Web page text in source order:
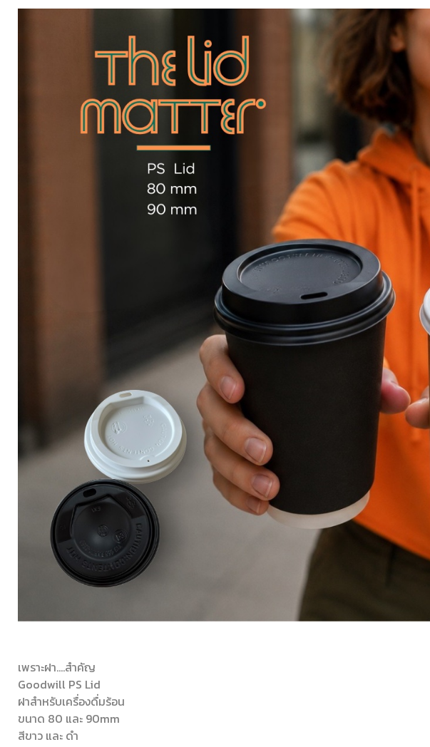
เพราะฝา….สำคัญ
Goodwill PS Lid
ฝาสำหรับเครื่องดื่มร้อน
ขนาด 80 และ 90mm
สีขาว และ ดำ